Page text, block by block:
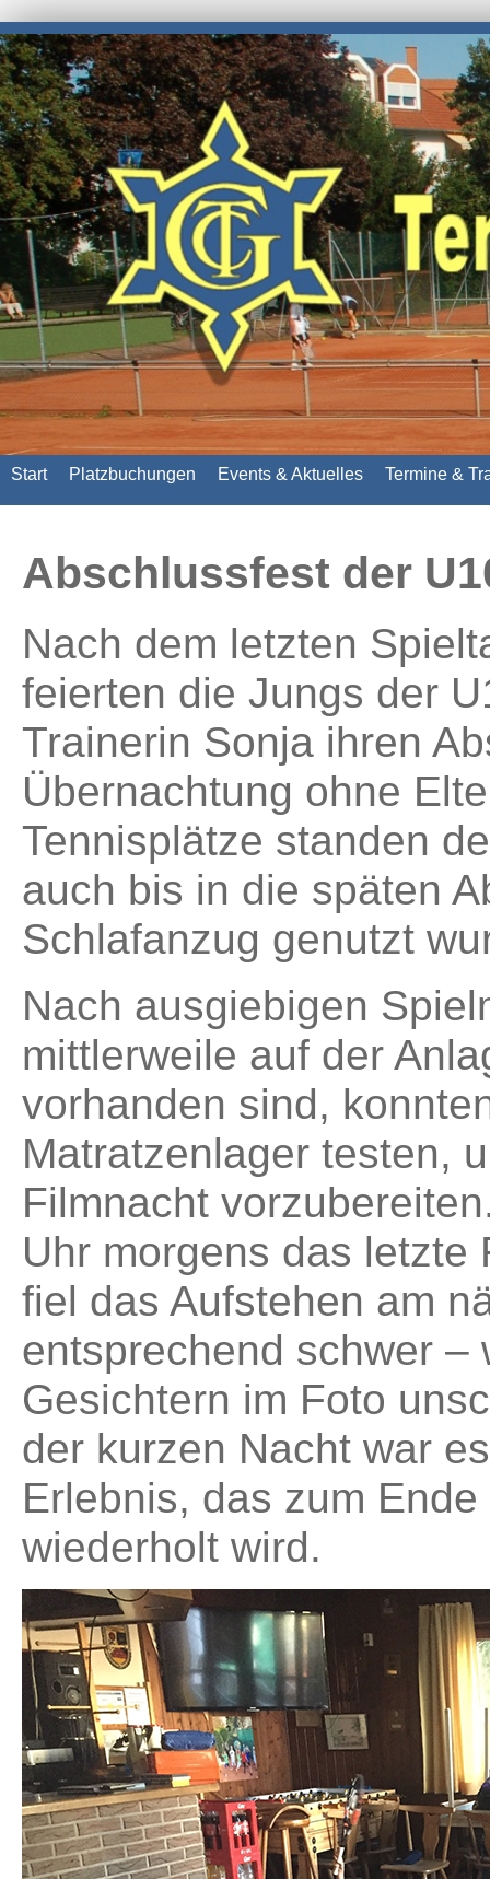
Start Platzbuchungen Events & Aktuelles Termine &
Abschlussfest der
Nach dem letzten
feierten die Jungs der
Trainerin Sonja ihren
Übernachtung ohne
Tennisplätze standen
auch bis in die späten
Schlafanzug genutzt
Nach ausgiebigen
mittlerweile auf der
vorhanden sind,
Matratzenlager testen,
Filmnacht
Uhr morgens das letzte
fiel das Aufstehen am
entsprechend schwer –
Gesichtern im Foto
der kurzen Nacht war
Erlebnis, das zum
wiederholt wird.